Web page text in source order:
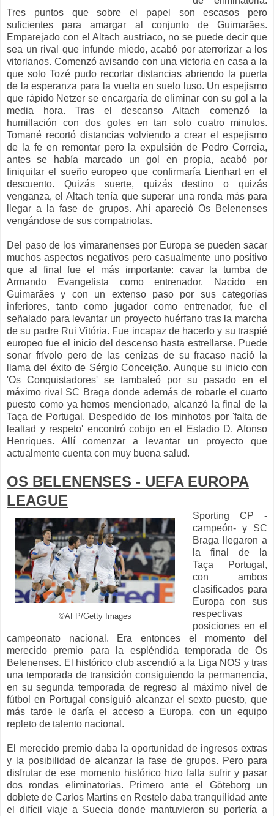
Tres puntos que sobre el papel son escasos pero
suficientes para amargar al conjunto de Guimarães.
Emparejado con el Altach austriaco, no se puede decir que
sea un rival que infunde miedo, acabó por aterrorizar a los
vitorianos. Comenzó avisando con una victoria en casa a la
que solo Tozé pudo recortar distancias abriendo la puerta
de la esperanza para la vuelta en suelo luso. Un espejismo
que rápido Netzer se encargaría de eliminar con su gol a la
media hora. Tras el descanso Altach comenzó la
humillación con dos goles en tan solo cuatro minutos.
Tomané recortó distancias volviendo a crear el espejismo
de la fe en remontar pero la expulsión de Pedro Correia,
antes se había marcado un gol en propia, acabó por
finiquitar el sueño europeo que confirmaría Lienhart en el
descuento. Quizás suerte, quizás destino o quizás
venganza, el Altach tenía que superar una ronda más para
llegar a la fase de grupos. Ahí apareció Os Belenenses
vengándose de sus compatriotas.
Del paso de los vimaranenses por Europa se pueden sacar
muchos aspectos negativos pero casualmente uno positivo
que al final fue el más importante: cavar la tumba de
Armando Evangelista como entrenador. Nacido en
Guimarães y con un extenso paso por sus categorías
inferiores, tanto como jugador como entrenador, fue el
señalado para levantar un proyecto huérfano tras la marcha
de su padre Rui Vitória. Fue incapaz de hacerlo y su traspié
europeo fue el inicio del descenso hasta estrellarse. Puede
sonar frívolo pero de las cenizas de su fracaso nació la
llama del éxito de Sérgio Conceição. Aunque su inicio con
'Os Conquistadores' se tambaleó por su pasado en el
máximo rival SC Braga donde además de robarle el cuarto
puesto como ya hemos mencionado, alcanzó la final de la
Taça de Portugal. Despedido de los minhotos por 'falta de
lealtad y respeto' encontró cobijo en el Estadio D. Afonso
Henriques. Allí comenzar a levantar un proyecto que
actualmente cuenta con muy buena salud.
OS BELENENSES - UEFA EUROPA
LEAGUE
©AFP/Getty Images
Sporting CP -
campeón- y SC
Braga llegaron a
la final de la
Taça Portugal,
con ambos
clasificados para
Europa con sus
respectivas
posiciones en el
campeonato nacional. Era entonces el momento del
merecido premio para la espléndida temporada de Os
Belenenses. El histórico club ascendió a la Liga NOS y tras
una temporada de transición consiguiendo la permanencia,
en su segunda temporada de regreso al máximo nivel de
fútbol en Portugal consiguió alcanzar el sexto puesto, que
más tarde le daría el acceso a Europa, con un equipo
repleto de talento nacional.
El merecido premio daba la oportunidad de ingresos extras
y la posibilidad de alcanzar la fase de grupos. Pero para
disfrutar de ese momento histórico hizo falta sufrir y pasar
dos rondas eliminatorias. Primero ante el Göteborg un
doblete de Carlos Martins en Restelo daba tranquilidad ante
el difícil viaje a Suecia donde mantuvieron su portería a